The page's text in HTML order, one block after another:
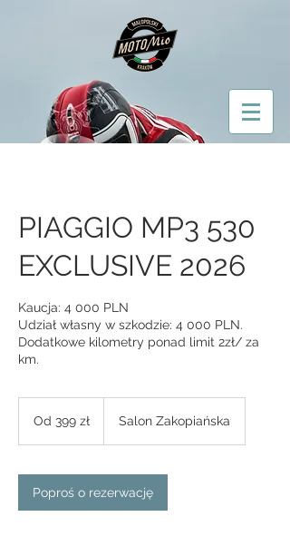
PIAGGIO MP3 530
EXCLUSIVE 2026
Kaucja: 4 000 PLN
Udział własny w szkodzie: 4 000 PLN.
Dodatkowe kilometry ponad limit 2zł/ za
km.
złotych
Od 399 zł Salon Zakopiańska
Poproś o rezerwację